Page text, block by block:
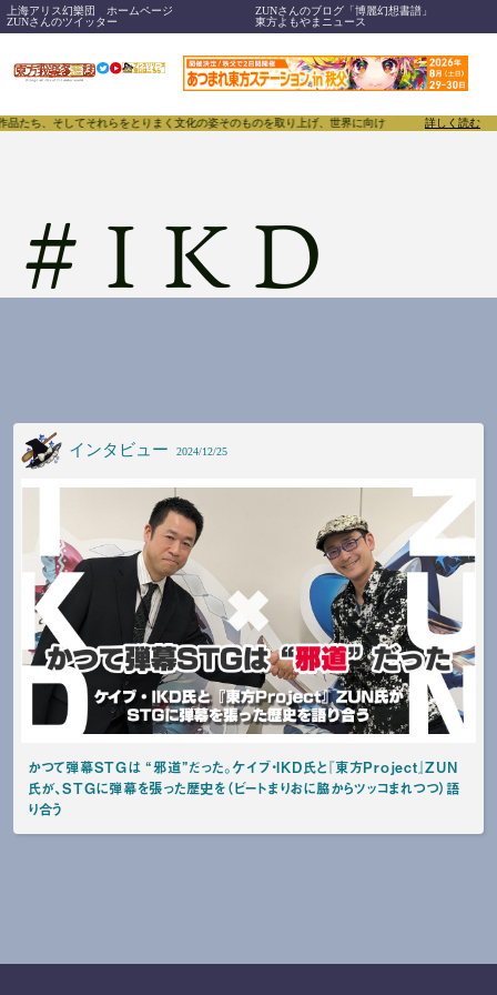
上海アリス幻樂団 ホームページ
ZUNさんのブログ「博麗幻想書譜」
ZUNさんのツイッター
東方よもやまニュース
、そしてそれらをとりまく文化の姿そのものを取り上げ、世界に向けて誇らしく発信する
詳しく読む
# IKD
インタビュー 2024/12/25
かつて弾幕STGは “邪道”だった。ケイブ・IKD氏と『東方Project』ZUN
氏が、STGに弾幕を張った歴史を（ビートまりおに脇からツッコまれつつ）語
り合う